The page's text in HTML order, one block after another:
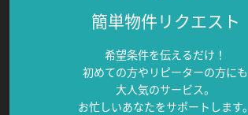
簡単物件リクエスト
希望条件を伝えるだけ！
初めての方やリピーターの方にも
大人気のサービス。
お忙しいあなたをサポートします。